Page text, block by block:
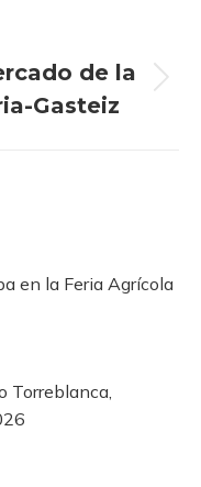
de la
Gasteiz
en la Feria Agrícola
Torreblanca,